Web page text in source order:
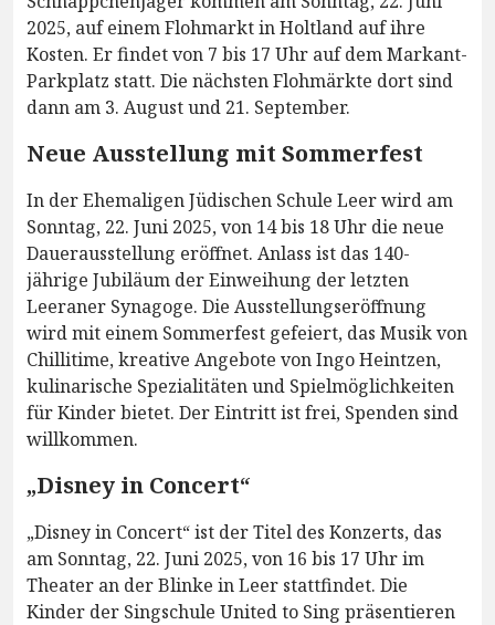
2025, auf einem Flohmarkt in Holtland auf ihre
Kosten. Er findet von 7 bis 17 Uhr auf dem Markant-
Parkplatz statt. Die nächsten Flohmärkte dort sind
dann am 3. August und 21. September.
Neue Ausstellung mit Sommerfest
In der Ehemaligen Jüdischen Schule Leer wird am
Sonntag, 22. Juni 2025, von 14 bis 18 Uhr die neue
Dauerausstellung eröffnet. Anlass ist das 140-
jährige Jubiläum der Einweihung der letzten
Leeraner Synagoge. Die Ausstellungseröffnung
wird mit einem Sommerfest gefeiert, das Musik von
Chillitime, kreative Angebote von Ingo Heintzen,
kulinarische Spezialitäten und Spielmöglichkeiten
für Kinder bietet. Der Eintritt ist frei, Spenden sind
willkommen.
„Disney in Concert“
„Disney in Concert“ ist der Titel des Konzerts, das
am Sonntag, 22. Juni 2025, von 16 bis 17 Uhr im
Theater an der Blinke in Leer stattfindet. Die
Kinder der Singschule United to Sing präsentieren